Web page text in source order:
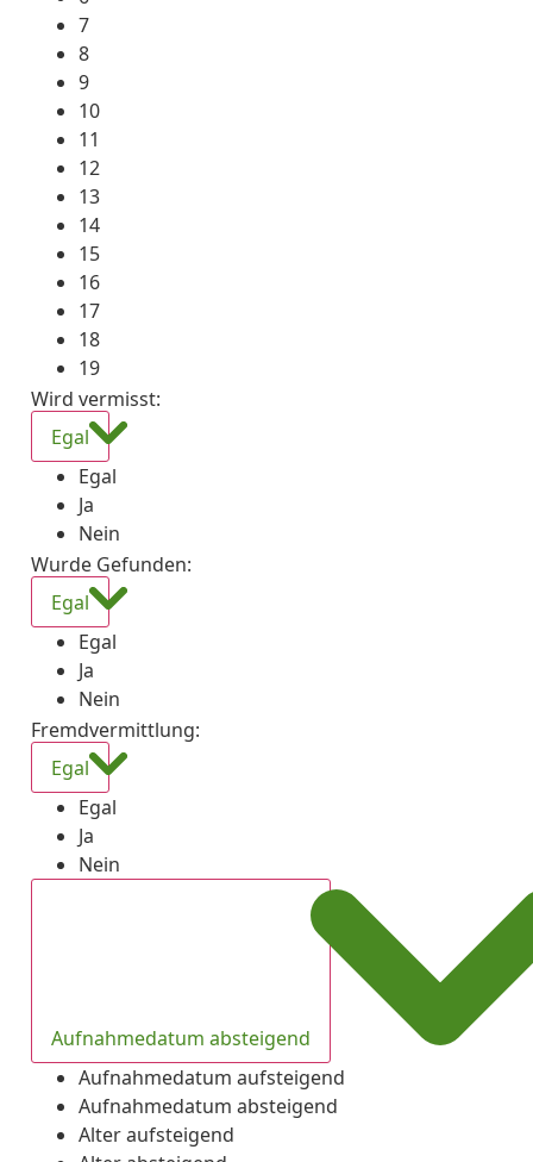
7
8
9
10
11
12
13
14
15
16
17
18
19
Wird vermisst:
Egal
Egal
Ja
Nein
Wurde Gefunden:
Egal
Egal
Ja
Nein
Fremdvermittlung:
Egal
Egal
Ja
Nein
Aufnahmedatum absteigend
Aufnahmedatum aufsteigend
Aufnahmedatum absteigend
Alter aufsteigend